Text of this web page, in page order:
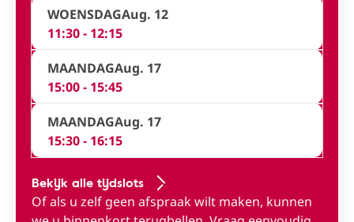
WOENSDAGAug. 12
11:30 - 12:15
MAANDAGAug. 17
15:00 - 15:45
MAANDAGAug. 17
15:30 - 16:15
Bekijk alle tijdslots
Of als u zelf geen afspraak wilt maken, kunnen